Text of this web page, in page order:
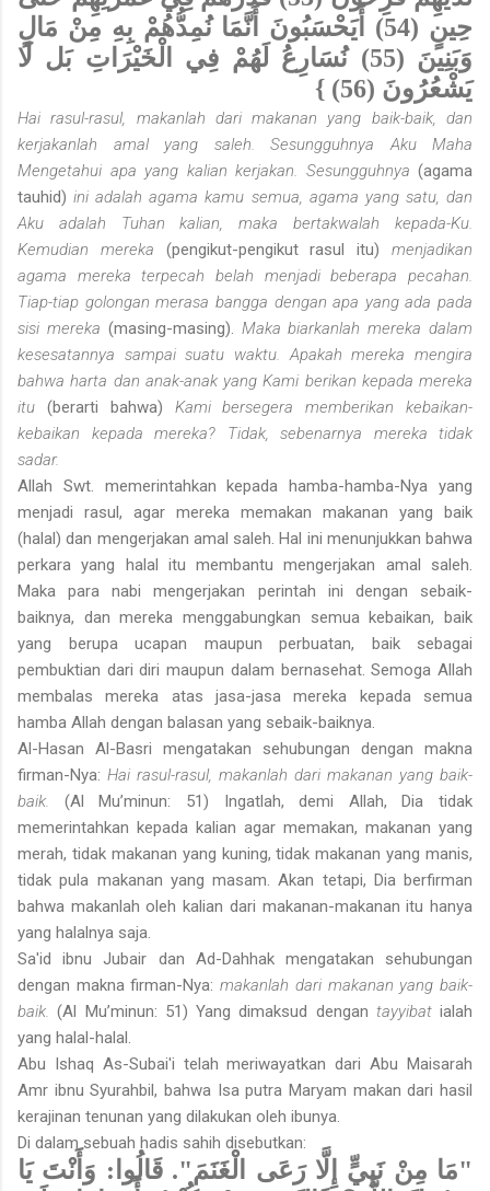
حِينٍ (54) أَيَحْسَبُونَ أَنَّمَا نُمِدُّهُمْ بِهِ مِنْ مَالٍ
وَبَنِينَ (55) نُسَارِعُ لَهُمْ فِي الْخَيْرَاتِ بَل لَا
يَشْعُرُونَ (56) }
Hai rasul-rasul, makanlah dari makanan yang baik-baik, dan
kerjakanlah amal yang saleh. Sesungguhnya Aku Maha
Mengetahui apa yang kalian kerjakan. Sesungguhnya (agama
tauhid)ini adalah agama kamu semua, agama yang satu, dan
Aku adalah Tuhan kalian, maka bertakwalah kepada-Ku.
Kemudian mereka (pengikut-pengikut rasul itu)menjadikan
agama mereka terpecah belah menjadi beberapa pecahan.
Tiap-tiap golongan merasa bangga dengan apa yang ada pada
sisi mereka (masing-masing). Maka biarkanlah mereka dalam
kesesatannya sampai suatu waktu. Apakah mereka mengira
bahwa harta dan anak-anak yang Kami berikan kepada mereka
itu (berarti bahwa) Kami bersegera memberikan kebaikan-
kebaikan kepada mereka? Tidak, sebenarnya mereka tidak
sadar.
Allah Swt. memerintahkan kepada hamba-hamba-Nya yang
menjadi rasul, agar mereka memakan makanan yang baik
(halal) dan mengerjakan amal saleh. Hal ini menunjukkan bahwa
perkara yang halal itu membantu mengerjakan amal saleh.
Maka para nabi mengerjakan perintah ini dengan sebaik-
baiknya, dan mereka menggabungkan semua kebaikan, baik
yang berupa ucapan maupun perbuatan, baik sebagai
pembuktian dari diri maupun dalam bernasehat. Semoga Allah
membalas mereka atas jasa-jasa mereka kepada semua
hamba Allah dengan balasan yang sebaik-baiknya.
Al-Hasan Al-Basri mengatakan sehubungan dengan makna
firman-Nya: Hai rasul-rasul, makanlah dari makanan yang baik-
baik. (Al Mu’minun: 51) Ingatlah, demi Allah, Dia tidak
memerintahkan kepada kalian agar memakan, makanan yang
merah, tidak makanan yang kuning, tidak makanan yang manis,
tidak pula makanan yang masam. Akan tetapi, Dia berfirman
bahwa makanlah oleh kalian dari makanan-makanan itu hanya
yang halalnya saja.
Sa'id ibnu Jubair dan Ad-Dahhak mengatakan sehubungan
dengan makna firman-Nya:makanlah dari makanan yang baik-
baik.(Al Mu’minun: 51) Yang dimaksud dengan tayyibat ialah
yang halal-halal.
Abu Ishaq As-Subai'i telah meriwayatkan dari Abu Maisarah
Amr ibnu Syurahbil, bahwa Isa putra Maryam makan dari hasil
kerajinan tenunan yang dilakukan oleh ibunya.
Di dalam sebuah hadis sahih disebutkan:
"مَا مِنْ نَبِيٍّ إِلَّا رَعَى الْغَنَمَ". قَالُوا: وَأَنْتَ يَا